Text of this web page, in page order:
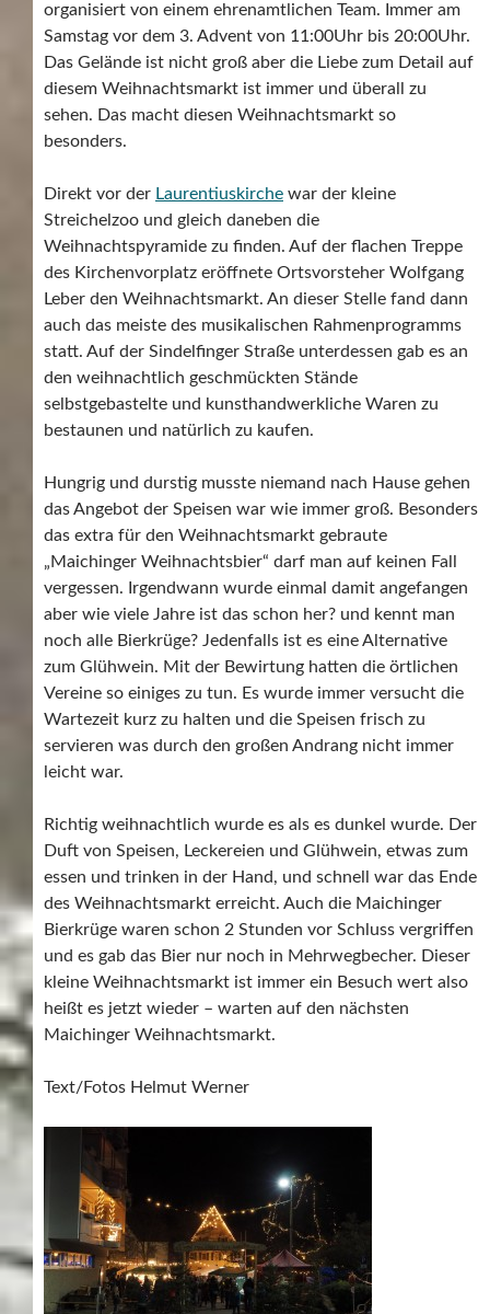
organisiert von einem ehrenamtlichen Team. Immer am
Samstag vor dem 3. Advent von 11:00Uhr bis 20:00Uhr.
Das Gelände ist nicht groß aber die Liebe zum Detail auf
diesem Weihnachtsmarkt ist immer und überall zu
sehen. Das macht diesen Weihnachtsmarkt so
besonders.
Direkt vor der Laurentiuskirche war der kleine
Streichelzoo und gleich daneben die
Weihnachtspyramide zu finden. Auf der flachen Treppe
des Kirchenvorplatz eröffnete Ortsvorsteher Wolfgang
Leber den Weihnachtsmarkt. An dieser Stelle fand dann
auch das meiste des musikalischen Rahmenprogramms
statt. Auf der Sindelfinger Straße unterdessen gab es an
den weihnachtlich geschmückten Stände
selbstgebastelte und kunsthandwerkliche Waren zu
bestaunen und natürlich zu kaufen.
Hungrig und durstig musste niemand nach Hause gehen
das Angebot der Speisen war wie immer groß. Besonders
das extra für den Weihnachtsmarkt gebraute
„Maichinger Weihnachtsbier“ darf man auf keinen Fall
vergessen. Irgendwann wurde einmal damit angefangen
aber wie viele Jahre ist das schon her? und kennt man
noch alle Bierkrüge? Jedenfalls ist es eine Alternative
zum Glühwein. Mit der Bewirtung hatten die örtlichen
Vereine so einiges zu tun. Es wurde immer versucht die
Wartezeit kurz zu halten und die Speisen frisch zu
servieren was durch den großen Andrang nicht immer
leicht war.
Richtig weihnachtlich wurde es als es dunkel wurde. Der
Duft von Speisen, Leckereien und Glühwein, etwas zum
essen und trinken in der Hand, und schnell war das Ende
des Weihnachtsmarkt erreicht. Auch die Maichinger
Bierkrüge waren schon 2 Stunden vor Schluss vergriffen
und es gab das Bier nur noch in Mehrwegbecher. Dieser
kleine Weihnachtsmarkt ist immer ein Besuch wert also
heißt es jetzt wieder – warten auf den nächsten
Maichinger Weihnachtsmarkt.
Text/Fotos Helmut Werner